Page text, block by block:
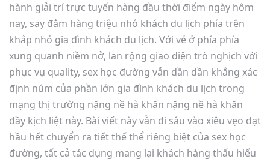
hành giải trí trực tuyến hàng đầu thời điểm ngày hôm
nay, say đắm hàng triệu nhỏ khách du lịch phía trên
khắp nhỏ gia đình khách du lịch. Với vẻ ở phía phía
xung quanh niềm nở, lan rộng giao diện trò nghịch với
phục vụ quality, sex học đường vẫn dần dần khẳng xác
định núm của phần lớn gia đình khách du lịch trong
mạng thị trường nặng nề hà khăn nặng nề hà khăn
đầy kịch liệt này. Bài viết này vẫn đi sâu vào xiêu vẹo dạt
hầu hết chuyển ra tiết thế thể riêng biệt của sex học
đường, tất cả tác dụng mang lại khách hàng thấu hiểu